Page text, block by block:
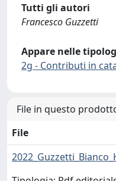
Tutti gli autori
Francesco Guzzetti
Appare nelle
2g - Contributi in
File in questo
File